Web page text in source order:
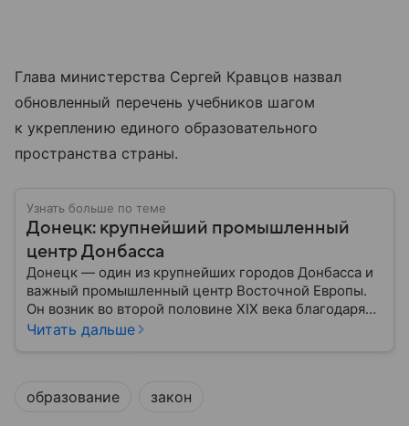
Глава министерства Сергей Кравцов назвал
обновленный перечень учебников шагом
к укреплению единого образовательного
пространства страны.
Узнать больше по теме
Донецк: крупнейший промышленный
центр Донбасса
Донецк — один из крупнейших городов Донбасса и
важный промышленный центр Восточной Европы.
Он возник во второй половине XIX века благодаря
развитию угледобычи и металлургии, а
региона: собрали о нем главное.
Читать дальше
образование закон